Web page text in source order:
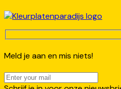
Meld je aan en mis niets!